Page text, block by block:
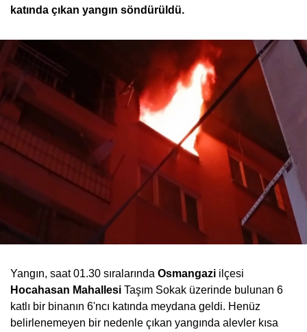
katında çıkan yangın söndürüldü.
Yangın, saat 01.30 sıralarında Osmangazi ilçesi
Hocahasan Mahallesi Taşım Sokak üzerinde bulunan 6
katlı bir binanın 6'ncı katında meydana geldi. Henüz
belirlenemeyen bir nedenle çıkan yangında alevler kısa